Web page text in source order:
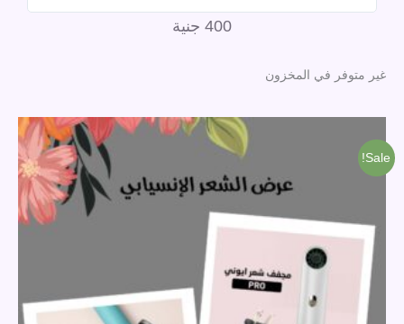
400 جنية
غير متوفر في المخزون
Sale!